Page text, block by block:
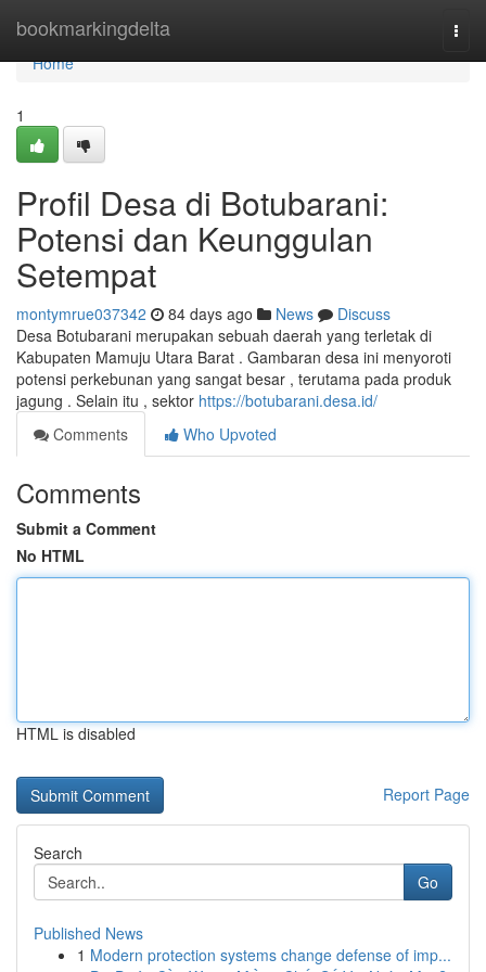
bookmarkingdelta
Home
Home
1
Profil Desa di Botubarani:
Potensi dan Keunggulan
Setempat
montymrue037342 84 days ago News
Discuss
Desa Botubarani merupakan sebuah daerah yang terletak di
Kabupaten Mamuju Utara Barat . Gambaran desa ini menyoroti
potensi perkebunan yang sangat besar , terutama pada produk
jagung . Selain itu , sektor https://botubarani.desa.id/
Comments
Who Upvoted
Comments
Submit a Comment
No HTML
HTML is disabled
Report Page
Search
Go
Published News
1 Modern protection systems change defense of imp...